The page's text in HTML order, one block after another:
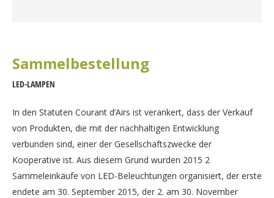
Sammelbestellung
LED-LAMPEN
In den Statuten Courant d’Airs ist verankert, dass der Verkauf
von Produkten, die mit der nachhaltigen Entwicklung
verbunden sind, einer der Gesellschaftszwecke der
Kooperative ist. Aus diesem Grund wurden 2015 2
Sammeleinkäufe von LED-Beleuchtungen organisiert, der erste
endete am 30. September 2015, der 2. am 30. November